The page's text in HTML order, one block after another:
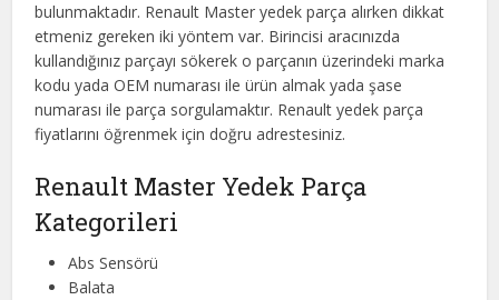
bulunmaktadır. Renault Master yedek parça alırken dikkat
etmeniz gereken iki yöntem var. Birincisi aracınızda
kullandığınız parçayı sökerek o parçanın üzerindeki marka
kodu yada OEM numarası ile ürün almak yada şase
numarası ile parça sorgulamaktır. Renault yedek parça
fiyatlarını öğrenmek için doğru adrestesiniz.
Renault Master Yedek Parça
Kategorileri
Abs Sensörü
Balata